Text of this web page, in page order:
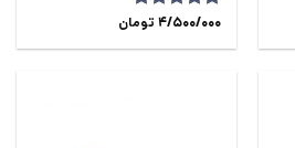
امتیاز5از4/500/000 تومان